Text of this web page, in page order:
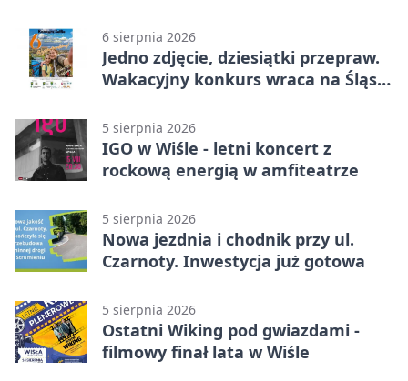
6 sierpnia 2026
Jedno zdjęcie, dziesiątki przepraw.
Wakacyjny konkurs wraca na Śląsk
5 sierpnia 2026
IGO w Wiśle - letni koncert z
rockową energią w amfiteatrze
5 sierpnia 2026
Nowa jezdnia i chodnik przy ul.
Czarnoty. Inwestycja już gotowa
5 sierpnia 2026
Ostatni Wiking pod gwiazdami -
filmowy finał lata w Wiśle